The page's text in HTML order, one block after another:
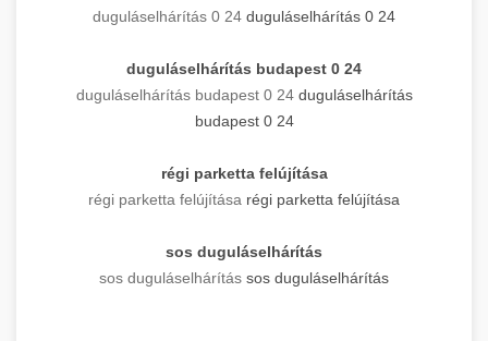
duguláselhárítás 0 24 duguláselhárítás 0 24
duguláselhárítás budapest 0 24
duguláselhárítás budapest 0 24duguláselhárítás
budapest 0 24
régi parketta felújítása
régi parketta felújítása régi parketta felújítása
sos duguláselhárítás
sos duguláselhárítás sos duguláselhárítás